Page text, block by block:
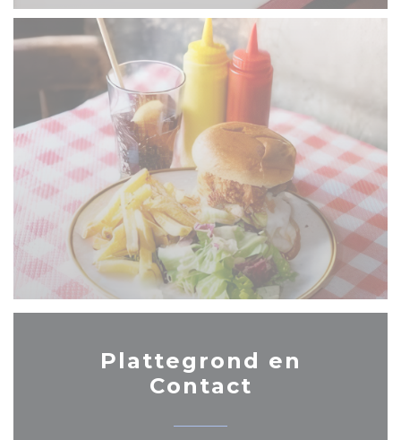
Plattegrond en
Contact